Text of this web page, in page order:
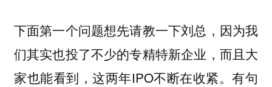
下面第一个问题想先请教一下刘总，因为我
们其实也投了不少的专精特新企业，而且大
家也能看到，这两年IPO不断在收紧。有句